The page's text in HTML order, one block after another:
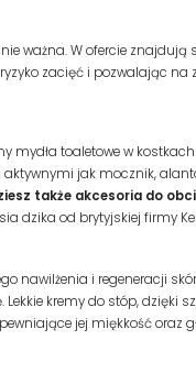
ważna. W ofercie
zacięć i pozwalając na
toaletowe w
jak mocznik,
także akcesoria do
dzika od brytyjskiej firmy
i regeneracji
kremy do stóp, dzięki
jej miękkość oraz